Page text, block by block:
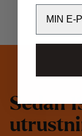
Sedan 1
utrustni